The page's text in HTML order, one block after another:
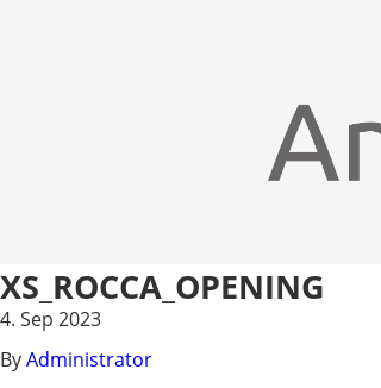
XS_ROCCA_OPENING
4. Sep 2023
ByAdministrator